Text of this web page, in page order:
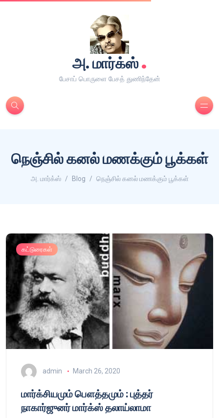
அ. மார்க்ஸ்.
பேசாப் பொருளை பேசத் துணிந்தேன்
நெஞ்சில் கனல் மணக்கும் பூக்கள்
அ. மார்க்ஸ் Blog நெஞ்சில் கனல் மணக்கும் பூக்கள்
கட்டுரைகள்
admin March 26, 2020
மார்க்சியமும் பௌத்தமும் : புத்தர்
நாகார்ஜுனர் மார்க்ஸ் தலாய்லாமா